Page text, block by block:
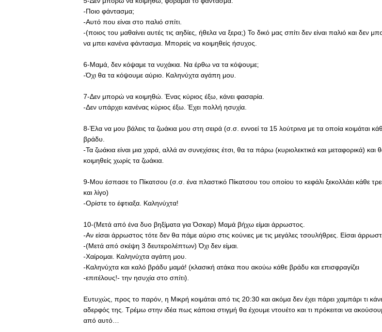
-Ποιο φάντασμα;
-Αυτό που είναι στο παλιό σπίτι.
-(ποιος του μαθαίνει αυτές τις αηδίες, ήθελα να ξερα;) Το δικό μας σπίτι δεν είναι παλιό και δεν
να μπει κανένα φάντασμα. Μπορείς να κοιμηθείς ήσυχος.
6-Μαμά, δεν κόψαμε τα νυχάκια. Να έρθω να τα κόψουμε;
-Όχι θα τα κόψουμε αύριο. Καληνύχτα αγάπη μου.
7-Δεν μπορώ να κοιμηθώ. Ένας κύριος έξω, κάνει φασαρία.
-Δεν υπάρχει κανένας κύριος έξω. Έχει πολλή ησυχία.
8-Έλα να μου βάλεις τα ζωάκια μου στη σειρά (σ.σ. εννοεί τα 15 λούτρινα με τα οποία κοιμάται
βράδυ.
-Τα ζωάκια είναι μια χαρά, αλλά αν συνεχίσεις έτσι, θα τα πάρω (κυριολεκτικά και μεταφορικά) και
κοιμηθείς χωρίς τα ζωάκια.
9-Μου έσπασε το Πίκατσου (σ.σ. ένα πλαστικό Πίκατσου του οποίου το κεφάλι ξεκολλάει κάθε
και λίγο)
-Ορίστε το έφτιαξα. Καληνύχτα!
10-(Μετά από ένα δυο βηξίματα για Όσκαρ) Μαμά βήχω είμαι άρρωστος.
-Αν είσαι άρρωστος τότε δεν θα πάμε αύριο στις κούνιες με τις μεγάλες τσουλήθρες. Είσαι
-(Μετά από σκέψη 3 δευτερολέπτων) Όχι δεν είμαι.
-Χαίρομαι. Καληνύχτα αγάπη μου.
-Καληνύχτα και καλό βράδυ μαμά! (κλασική ατάκα που ακούω κάθε βράδυ και επισφραγίζει
-επιτέλους!- την ησυχία στο σπίτι).
Ευτυχώς, προς το παρόν, η Μικρή κοιμάται από τις 20:30 και ακόμα δεν έχει πάρει χαμπάρι τι
αδερφός της. Τρέμω στην ιδέα πως κάποια στιγμή θα έχουμε ντουέτο και τι πρόκειται να
από αυτό…